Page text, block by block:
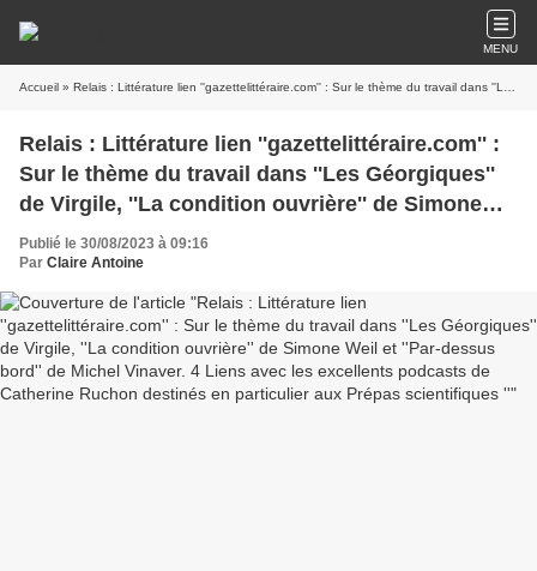
MENU
Accueil » Relais : Littérature lien ''gazettelittéraire.com'' : Sur le thème du travail dans ''Les Géorgiques'' de Virgile, ''La condition ouvrière'' de Simone Weil et ''Par-dessus bord'' de Michel Vinaver. 4 Liens avec les excellents podcasts de Catherine Ruchon destinés en particulier aux Prépas scientifiques ''
Relais : Littérature lien ''gazettelittéraire.com'' :
Sur le thème du travail dans ''Les Géorgiques''
de Virgile, ''La condition ouvrière'' de Simone
Weil et ''Par-dessus bord'' de Michel Vinaver. 4
Liens avec les excellents podcasts de Catherine
Ruchon destinés en particulier aux Prépas
scientifiques ''
Publié le 30/08/2023 à 09:16
Par Claire Antoine